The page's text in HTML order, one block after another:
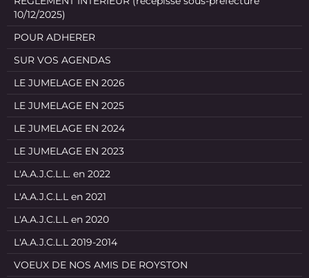
10/12/2025)
POUR ADHERER
SUR VOS AGENDAS
LE JUMELAGE EN 2026
LE JUMELAGE EN 2025
LE JUMELAGE EN 2024
LE JUMELAGE EN 2023
L'A.A.J.C.L.L. en 2022
L'A.A.J.C.L.L en 2021
L'A.A.J.C.L.L en 2020
L'A.A.J.C.L.L 2019-2014
VOEUX DE NOS AMIS DE ROYSTON